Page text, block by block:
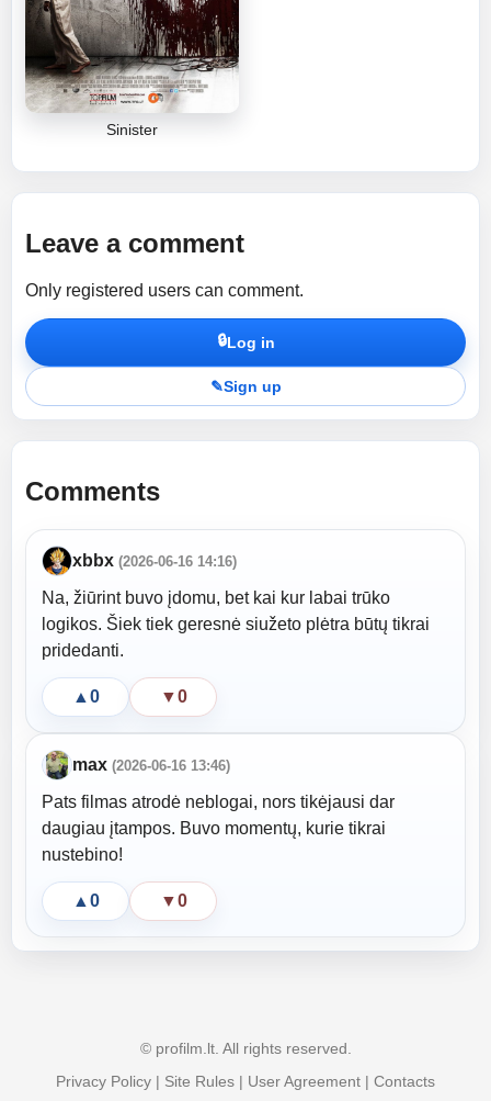
Sinister
Leave a comment
Only registered users can comment.
🔒Log in
✎Sign up
Comments
xbbx (2026-06-16 14:16)
Na, žiūrint buvo įdomu, bet kai kur labai trūko
logikos. Šiek tiek geresnė siužeto plėtra būtų tikrai
pridedanti.
▲ 0 ▼0
max (2026-06-16 13:46)
Pats filmas atrodė neblogai, nors tikėjausi dar
daugiau įtampos. Buvo momentų, kurie tikrai
nustebino!
▲ 0 ▼0
© profilm.lt. All rights reserved.
Privacy Policy | Site Rules | User Agreement | Contacts